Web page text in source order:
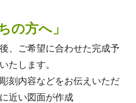
の方へ」
、ご希望に合わせた完成予
たします。
刻内容などをお伝えいただ
近い図面が作成